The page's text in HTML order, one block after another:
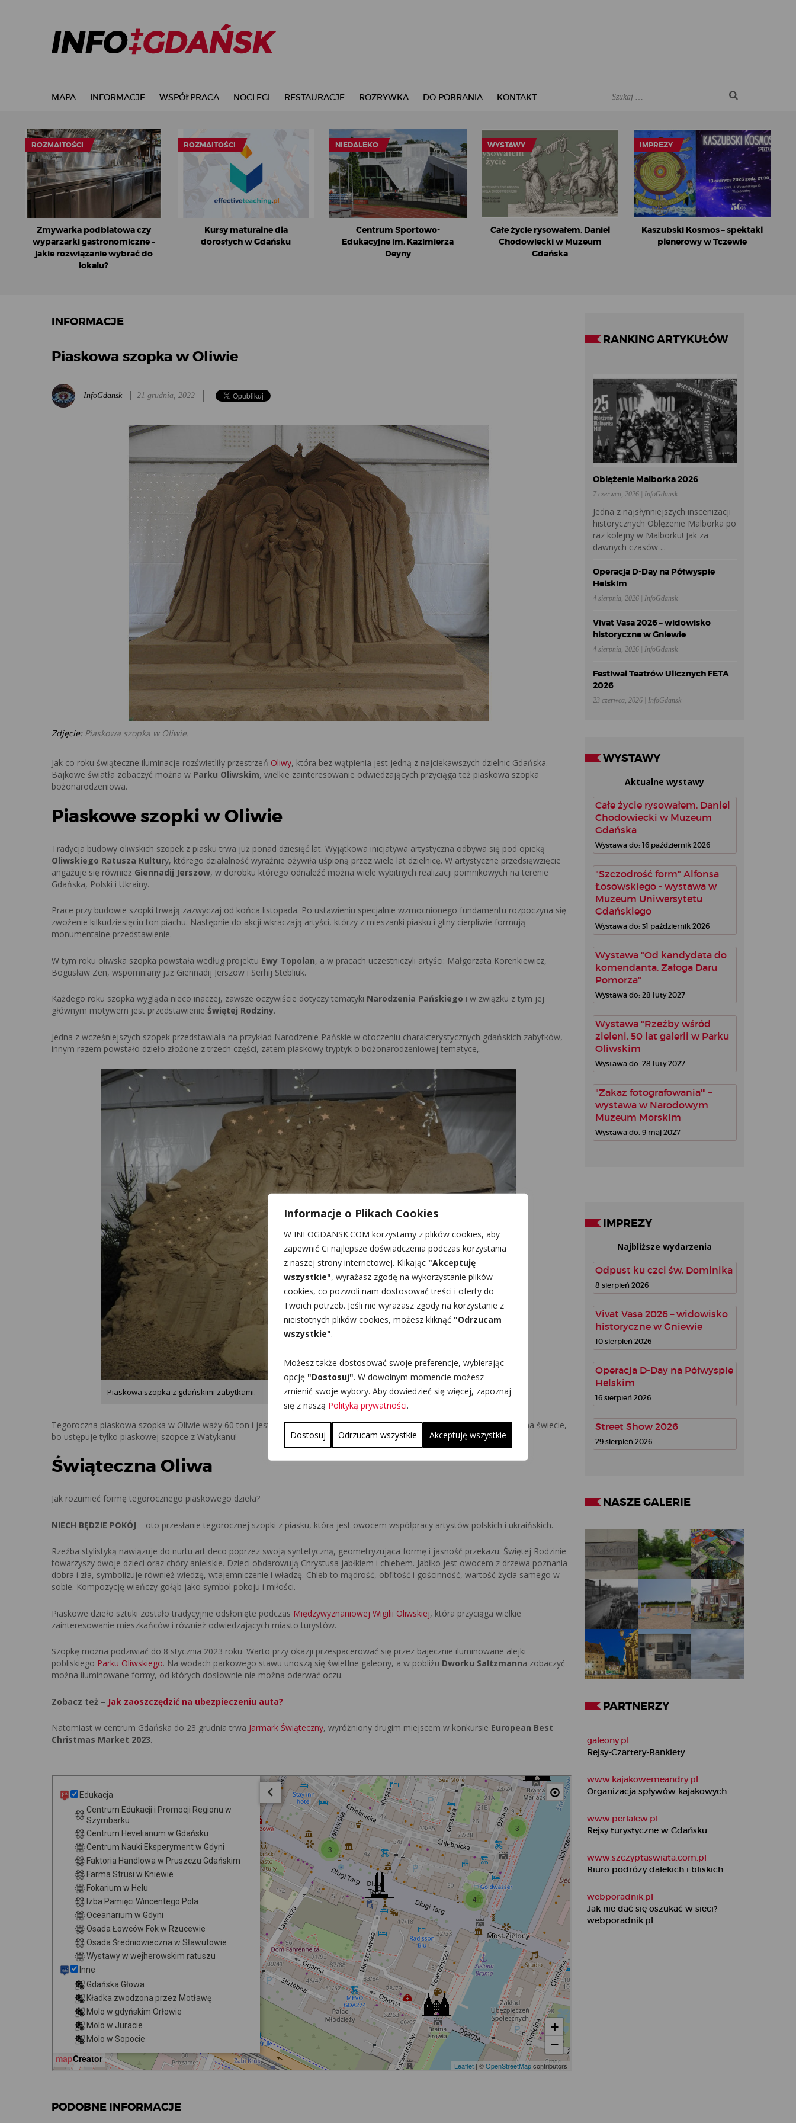
Informacje o Plikach Cookies
W INFOGDANSK.COM korzystamy z plików cookies, aby
zapewnić Ci najlepsze doświadczenia podczas korzystania
z naszej strony internetowej. Klikając "Akceptuję
wszystkie", wyrażasz zgodę na wykorzystanie plików
cookies, co pozwoli nam dostosować treści i oferty do
Twoich potrzeb. Jeśli nie wyrażasz zgody na korzystanie z
nieistotnych plików cookies, możesz kliknąć "Odrzucam
wszystkie".
Możesz także dostosować swoje preferencje, wybierając
opcję "Dostosuj". W dowolnym momencie możesz
zmienić swoje wybory. Aby dowiedzieć się więcej, zapoznaj
się z naszą Polityką prywatności.
Dostosuj Odrzucam wszystkie Akceptuję wszystkie
MAPA INFORMACJE WSPÓŁPRACA NOCLEGI RESTAURACJE ROZRYWKA DO POBRANIA KONTAKT
ROZMAITOŚCI
Zmywarka podblatowa czy
wyparzarki gastronomiczne –
jakie rozwiązanie wybrać do
lokalu?
ROZMAITOŚCI
Kursy maturalne dla
dorosłych w Gdańsku
NIEDALEKO
Centrum Sportowo-
Edukacyjne im. Kazimierza
Deyny
WYSTAWY
Całe życie rysowałem. Daniel
Chodowiecki w Muzeum
Gdańska
IMPREZY
Kaszubski Kosmos – spektakl
plenerowy w Tczewie
INFORMACJE
Piaskowa szopka w Oliwie
InfoGdansk 21 grudnia, 2022
Zdjęcie:Piaskowa szopka w Oliwie.
Jak co roku świąteczne iluminacje rozświetliły przestrzeń Oliwy, która bez wątpienia jest jedną z najciekawszych dzielnic Gdańska.
Bajkowe światła zobaczyć można w Parku Oliwskim, wielkie zainteresowanie odwiedzających przyciąga też piaskowa szopka
bożonarodzeniowa.
Piaskowe szopki w Oliwie
Tradycja budowy oliwskich szopek z piasku trwa już ponad dziesięć lat. Wyjątkowa inicjatywa artystyczna odbywa się pod opieką
Oliwskiego Ratusza Kultury, którego działalność wyraźnie ożywiła uśpioną przez wiele lat dzielnicę. W artystyczne przedsięwzięcie
angażuje się również Giennadij Jerszow, w dorobku którego odnaleźć można wiele wybitnych realizacji pomnikowych na terenie
Gdańska, Polski i Ukrainy.
Prace przy budowie szopki trwają zazwyczaj od końca listopada. Po ustawieniu specjalnie wzmocnionego fundamentu rozpoczyna się
zwożenie kilkudziesięciu ton piachu. Następnie do akcji wkraczają artyści, którzy z mieszanki piasku i gliny cierpliwie formują
monumentalne przedstawienie.
W tym roku oliwska szopka powstała według projektu Ewy Topolan, a w pracach uczestniczyli artyści: Małgorzata Korenkiewicz,
Bogusław Zen, wspomniany już Giennadij Jerszow i Serhij Stebliuk.
Każdego roku szopka wygląda nieco inaczej, zawsze oczywiście dotyczy tematyki Narodzenia Pańskiego i w związku z tym jej
głównym motywem jest przedstawienie Świętej Rodziny.
Jedna z wcześniejszych szopek przedstawiała na przykład Narodzenie Pańskie w otoczeniu charakterystycznych gdańskich zabytków,
innym razem powstało dzieło złożone z trzech części, zatem piaskowy tryptyk o bożonarodzeniowej tematyce,.
Piaskowa szopka z gdańskimi zabytkami.
Tegoroczna piaskowa szopka w Oliwie waży 60 ton i jest jedynym tego rodzaju dziełem w Polsce. I drugim co do wielkości na świecie,
bo ustępuje tylko piaskowej szopce z Watykanu!
Świąteczna Oliwa
Jak rozumieć formę tegorocznego piaskowego dzieła?
NIECH BĘDZIE POKÓJ – oto przesłanie tegorocznej szopki z piasku, która jest owocem współpracy artystów polskich i ukraińskich.
Rzeźba stylistyką nawiązuje do nurtu art deco poprzez swoją syntetyczną, geometryzująca formę i jasność przekazu. Świętej Rodzinie
towarzyszy dwoje dzieci oraz chóry anielskie. Dzieci obdarowują Chrystusa jabłkiem i chlebem. Jabłko jest owocem z drzewa poznania
dobra i zła, symbolizuje również wiedzę, wtajemniczenie i władzę. Chleb to mądrość, obfitość i gościnność, wartość życia samego w
sobie. Kompozycję wieńczy gołąb jako symbol pokoju i miłości.
Piaskowe dzieło sztuki zostało tradycyjnie odsłonięte podczas Międzywyznaniowej Wigilii Oliwskiej, która przyciąga wielkie
zainteresowanie mieszkańców i również odwiedzających miasto turystów.
Szopkę można podziwiać do 8 stycznia 2023 roku. Warto przy okazji przespacerować się przez bajecznie iluminowane alejki
pobliskiego Parku Oliwskiego. Na wodach parkowego stawu unoszą się świetlne galeony, a w pobliżu Dworku Saltzmanna zobaczyć
można iluminowane formy, od których dosłownie nie można oderwać oczu.
Zobacz też – Jak zaoszczędzić na ubezpieczeniu auta?
Natomiast w centrum Gdańska do 23 grudnia trwa Jarmark Świąteczny, wyróżniony drugim miejscem w konkursie European Best
Christmas Market 2023.
PODOBNE INFORMACJE
RANKING ARTYKUŁÓW
Oblężenie Malborka 2026
7 czerwca, 2026 | InfoGdansk
Jedna z najsłynniejszych inscenizacji
historycznych Oblężenie Malborka po
raz kolejny w Malborku! Jak za
dawnych czasów ...
Operacja D-Day na Półwyspie
Helskim
4 sierpnia, 2026 | InfoGdansk
Vivat Vasa 2026 – widowisko
historyczne w Gniewie
4 sierpnia, 2026 | InfoGdansk
Festiwal Teatrów Ulicznych FETA
2026
23 czerwca, 2026 | InfoGdansk
WYSTAWY
Aktualne wystawy
Całe życie rysowałem. Daniel
Chodowiecki w Muzeum
Gdańska
Wystawa do: 16 październik 2026
"Szczodrość form" Alfonsa
Łosowskiego - wystawa w
Muzeum Uniwersytetu
Gdańskiego
Wystawa do: 31 październik 2026
Wystawa "Od kandydata do
komendanta. Załoga Daru
Pomorza"
Wystawa do: 28 luty 2027
Wystawa "Rzeźby wśród
zieleni. 50 lat galerii w Parku
Oliwskim
Wystawa do: 28 luty 2027
"Zakaz fotografowania'" –
wystawa w Narodowym
Muzeum Morskim
Wystawa do: 9 maj 2027
IMPREZY
Najbliższe wydarzenia
Odpust ku czci św. Dominika
8 sierpień 2026
Vivat Vasa 2026 – widowisko
historyczne w Gniewie
10 sierpień 2026
Operacja D-Day na Półwyspie
Helskim
16 sierpień 2026
Street Show 2026
29 sierpień 2026
NASZE GALERIE
PARTNERZY
galeony.pl
Rejsy-Czartery-Bankiety
www.kajakowemeandry.pl
Organizacja spływów kajakowych
www.perlalew.pl
Rejsy turystyczne w Gdańsku
www.szczyptaswiata.com.pl
Biuro podróży dalekich i bliskich
webporadnik.pl
Jak nie dać się oszukać w sieci? -
webporadnik.pl